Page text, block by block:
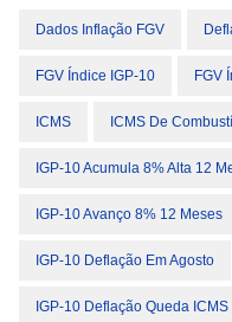
Dados Inflação FGV
FGV Índice IGP-10 FGV
ICMS ICMS De
IGP-10 Acumula 8% Alta 12
IGP-10 Avanço 8% 12 Meses
IGP-10 Deflação Em Agosto
IGP-10 Deflação Queda ICMS